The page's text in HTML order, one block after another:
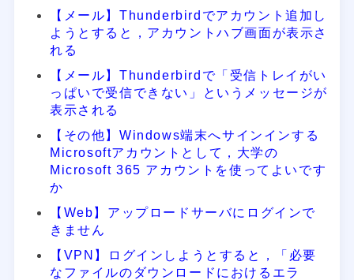
【メール】Thunderbirdでアカウント追加し
ようとすると，アカウントハブ画面が表示さ
れる
【メール】Thunderbirdで「受信トレイがい
っぱいで受信できない」というメッセージが
表示される
【その他】Windows端末へサインインする
Microsoftアカウントとして，大学の
Microsoft 365 アカウントを使ってよいです
か
【Web】アップロードサーバにログインで
きません
【VPN】ログインしようとすると，「必要
なファイルのダウンロードにおけるエラ